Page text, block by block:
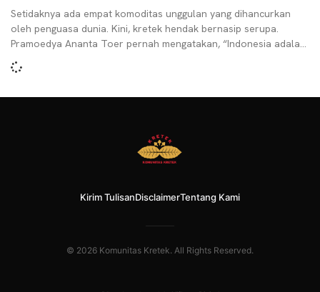
Setidaknya ada empat komoditas unggulan yang dihancurkan
oleh penguasa dunia. Kini, kretek hendak bernasip serupa.
Pramoedya Ananta Toer pernah mengatakan, “Indonesia adalah
negeri budak. Budak
Kirim TulisanDisclaimerTentang Kami
© 2026 Komunitas Kretek. All Rights Reserved.